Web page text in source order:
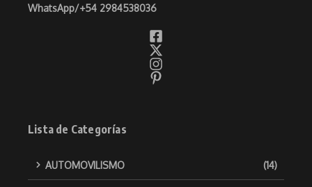
WhatsApp/+54 2984538036
Lista de Categorías
AUTOMOVILISMO (14)